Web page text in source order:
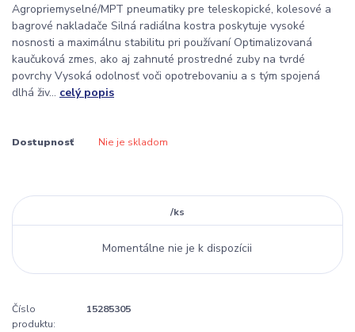
Agropriemyselné/MPT pneumatiky pre teleskopické, kolesové a
bagrové nakladače Silná radiálna kostra poskytuje vysoké
nosnosti a maximálnu stabilitu pri používaní Optimalizovaná
kaučuková zmes, ako aj zahnuté prostredné zuby na tvrdé
povrchy Vysoká odolnosť voči opotrebovaniu a s tým spojená
dlhá živ... celý popis
Dostupnosť Nie je skladom
/ks
Momentálne nie je k dispozícii
Číslo
produktu:
15285305